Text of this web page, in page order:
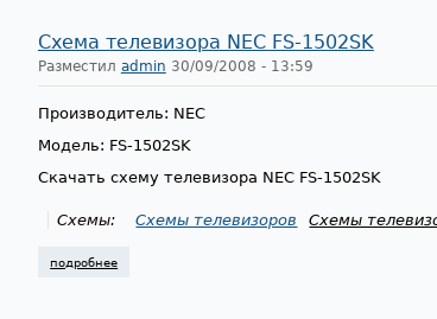
Схема телевизора NEC FS-1502SK
Разместил admin 30/09/2008 - 13:59
Производитель: NEC
Модель: FS-1502SK
Скачать схему телевизора NEC FS-1502SK
Схемы: Схемы телевизоров Схемы
подробнее